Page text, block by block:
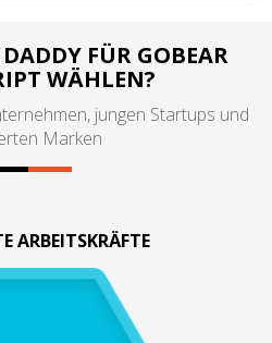
FÜR GOBEAR
WÄHLEN?
jungen Startups und
Marken
ARBEITSKRÄFTE